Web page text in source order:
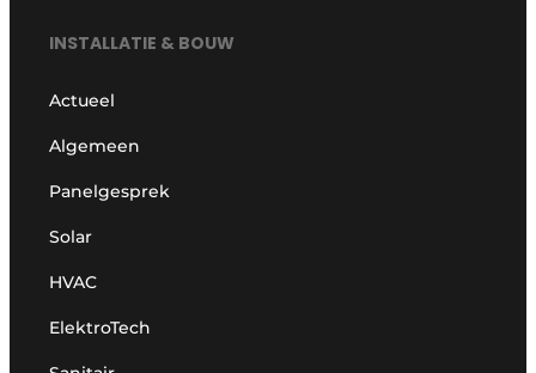
INSTALLATIE & BOUW
Actueel
Algemeen
Panelgesprek
Solar
HVAC
ElektroTech